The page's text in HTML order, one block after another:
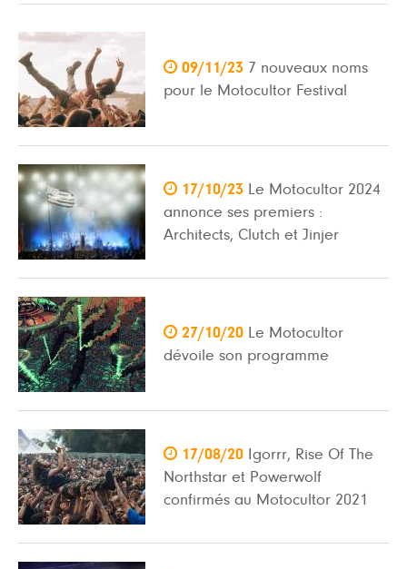
 09/11/23 7 nouveaux noms
pour le Motocultor Festival
 17/10/23
Le Motocultor 2024
annonce ses premiers :
Architects, Clutch et Jinjer
 27/10/20 Le Motocultor
dévoile son programme
 17/08/20 Igorrr, Rise Of The
Northstar et Powerwolf
confirmés au Motocultor 2021